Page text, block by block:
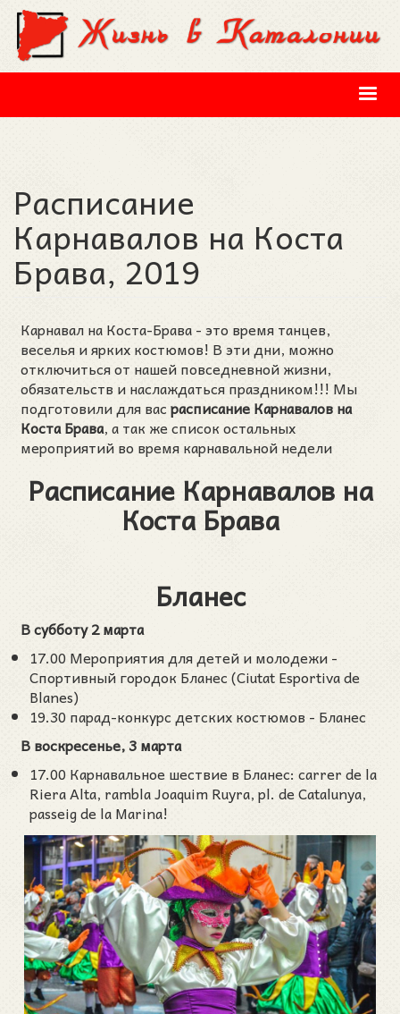
Перейти к основному содержанию
Расписание
Карнавалов на Коста
Брава, 2019
Карнавал на Коста-Брава - это время танцев,
веселья и ярких костюмов! В эти дни, можно
отключиться от нашей повседневной жизни,
обязательств и наслаждаться праздником!!! Мы
подготовили для васрасписание Карнавалов на
Коста Брава, а так же список остальных
мероприятий во время карнавальной недели
Расписание Карнавалов на
Коста Брава
Бланес
В субботу 2 марта
17.00 Мероприятия для детей и молодежи -
Спортивный городок Бланес (Ciutat Esportiva de
Blanes)
19.30 парад-конкурс детских костюмов - Бланес
В воскресенье, 3 марта
17.00 Карнавальное шествие в Бланес: carrer de la
Riera Alta, rambla Joaquim Ruyra, pl. de Catalunya,
passeig de la Marina!